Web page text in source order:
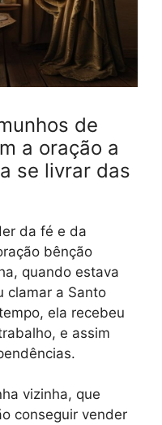
de
a oração a
se livrar das
da fé e da
bênção
quando estava
clamar a Santo
ela recebeu
e assim
vizinha, que
conseguir vender